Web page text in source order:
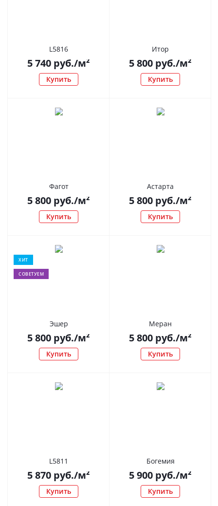
L5816
5 740 руб./м²
Купить
Итор
5 800 руб./м²
Купить
Фагот
5 800 руб./м²
Купить
Астарта
5 800 руб./м²
Купить
ХИТ
СОВЕТУЕМ
Эшер
5 800 руб./м²
Купить
Меран
5 800 руб./м²
Купить
L5811
5 870 руб./м²
Купить
Богемия
5 900 руб./м²
Купить